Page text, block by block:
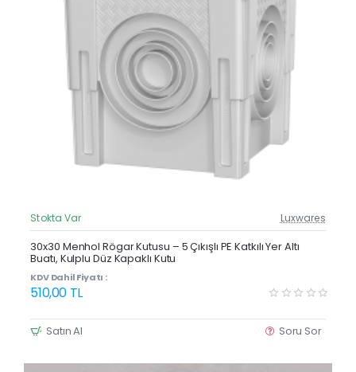
Güncel Fiyat
Yeni Ürün
Stokta Var Luxwares
30x30 Menhol Rögar Kutusu – 5 Çıkışlı PE Katkılı Yer Altı
Buatı, Kulplu Düz Kapaklı Kutu
KDV Dahil Fiyatı :
510,00 TL
Satın Al Soru Sor